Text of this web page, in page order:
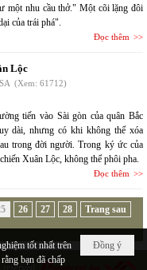
một nhu cầu thở." Một cõi lặng đôi
của trái phá".
Đọc thêm
Lộc
(Xem: 61712)
tiến vào Sài gòn của quân Bắc
dài, nhưng có khi không thể xóa
trong đời người. Trong ký ức của
Xuân Lộc, không thể phôi pha.
Đọc thêm
26 27 28
Trang sau
Đồng ý
tốt nhất trên
bạn đã chấp